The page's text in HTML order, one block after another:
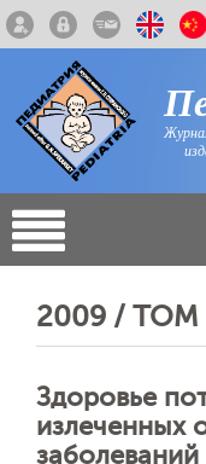
2009 / ТОМ
Здоровье
излеченных
заболеваний